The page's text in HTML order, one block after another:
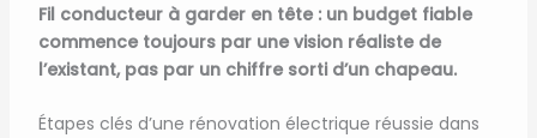
Fil conducteur à garder en tête : un budget fiable
commence toujours par une vision réaliste de
l’existant, pas par un chiffre sorti d’un chapeau.
Étapes clés d’une rénovation électrique réussie dans